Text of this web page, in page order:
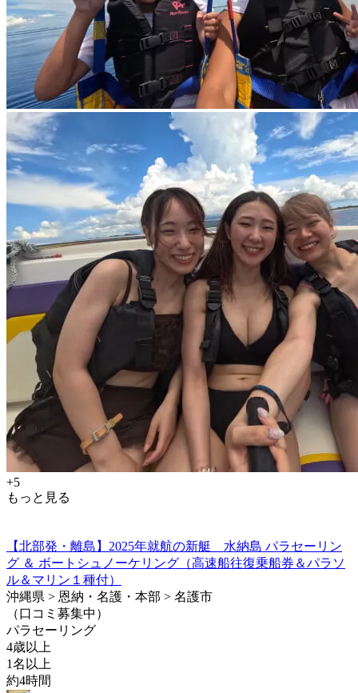
+5
もっと見る
【北部発・離島】2025年就航の新艇 水納島 パラセーリン
グ ＆ ボートシュノーケリング（高速船往復乗船券＆パラソ
ル＆マリン１種付）
沖縄県 > 恩納・名護・本部 > 名護市
（口コミ募集中）
パラセーリング
4歳以上
1名以上
約4時間